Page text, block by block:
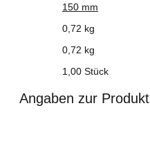
150 mm
0,72 kg
0,72 kg
1,00 Stück
Angaben zur